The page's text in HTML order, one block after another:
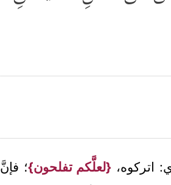
اتركوه، {لعلَّكم تفلحون}؛ فإنَّ